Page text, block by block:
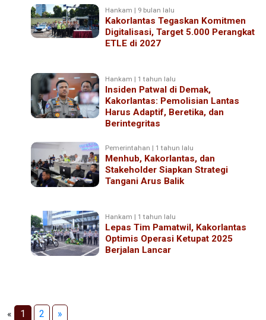
Hankam | 9 bulan lalu
Kakorlantas Tegaskan Komitmen
Digitalisasi, Target 5.000 Perangkat
ETLE di 2027
Hankam | 1 tahun lalu
Insiden Patwal di Demak,
Kakorlantas: Pemolisian Lantas
Harus Adaptif, Beretika, dan
Berintegritas
Pemerintahan | 1 tahun lalu
Menhub, Kakorlantas, dan
Stakeholder Siapkan Strategi
Tangani Arus Balik
Hankam | 1 tahun lalu
Lepas Tim Pamatwil, Kakorlantas
Optimis Operasi Ketupat 2025
Berjalan Lancar
« 1 2 »